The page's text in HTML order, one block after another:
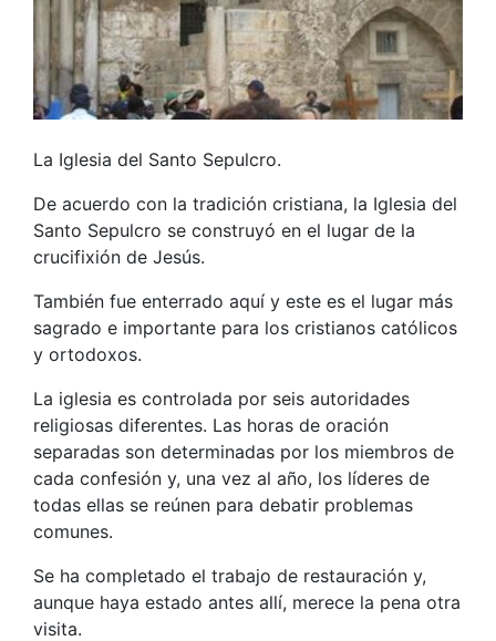
La Iglesia del Santo Sepulcro.
De acuerdo con la tradición cristiana, la Iglesia del
Santo Sepulcro se construyó en el lugar de la
crucifixión de Jesús.
También fue enterrado aquí y este es el lugar más
sagrado e importante para los cristianos católicos
y ortodoxos.
La iglesia es controlada por seis autoridades
religiosas diferentes. Las horas de oración
separadas son determinadas por los miembros de
cada confesión y, una vez al año, los líderes de
todas ellas se reúnen para debatir problemas
comunes.
Se ha completado el trabajo de restauración y,
aunque haya estado antes allí, merece la pena otra
visita.